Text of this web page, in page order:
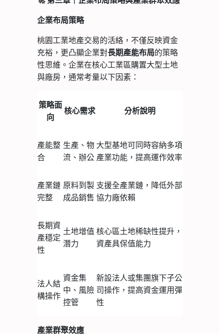
企業布局策略
桃園工業地產交易的活絡，不僅反映資金
充裕，更凸顯企業對長期產能布局的策略
性思維。企業在核心工業區購置大型土地
與廠房，通常考量以下因素：
策略面
向
核心需求 分析說明
產能整
合
生產、物
流、辦公
大型基地可同時容納多項
產業功能，提高運作效率
產業鏈
完整
原料到製
成品銷售
支援全產業鏈，降低外部
協力廠依賴
長期資
產穩定
性
土地增值
潛力
核心區土地稀缺性提升，
資產具保值能力
法人結
構操作
資金集
中、風險
控管
新設法人或集團旗下子公
司操作，提高資金運用彈
性
產業群聚效應